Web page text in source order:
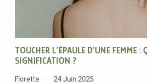
TOUCHER L’ÉPAULE D’UNE FEMME :
SIGNIFICATION ?
Florette 24 Juin 2025